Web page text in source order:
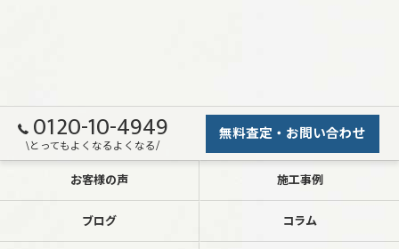
0120-10-4949
\とってもよくなるよくなる/
無料査定・お問い合わせ
お客様の声 施工事例
ブログ コラム